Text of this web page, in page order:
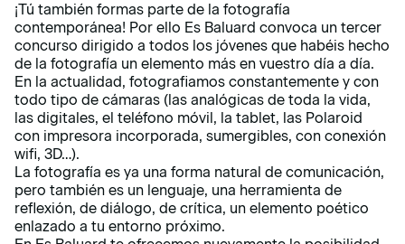
¡Tú también formas parte de la fotografía
contemporánea! Por ello Es Baluard convoca un tercer
concurso dirigido a todos los jóvenes que habéis hecho
de la fotografía un elemento más en vuestro día a día.
En la actualidad, fotografiamos constantemente y con
todo tipo de cámaras (las analógicas de toda la vida,
las digitales, el teléfono móvil, la tablet, las Polaroid
con impresora incorporada, sumergibles, con conexión
wifi, 3D…).
La fotografía es ya una forma natural de comunicación,
pero también es un lenguaje, una herramienta de
reflexión, de diálogo, de crítica, un elemento poético
enlazado a tu entorno próximo.